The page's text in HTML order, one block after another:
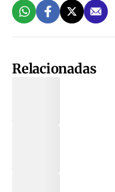
Relacionadas